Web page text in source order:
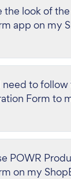
the look of
to follow
Form to my
POWR
Registration Form on